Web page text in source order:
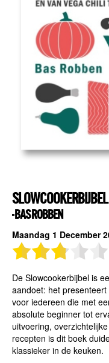
SLOWCOOKERBIJBEL
- BAS ROBBEN
Maandag 1 December
De Slowcookerbijbel is
aandoet: het
voor iedereen die met
absolute beginner tot
uitvoering,
recepten is dit boek
klassieker in de keuken.